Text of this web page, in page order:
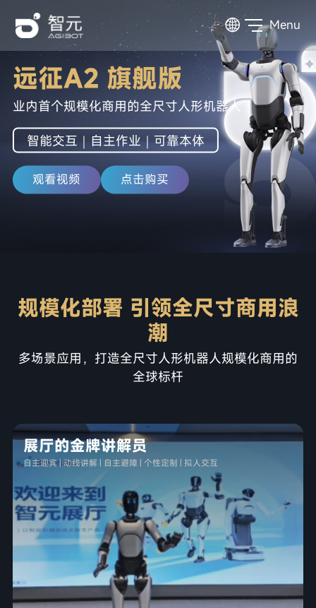
Menu
远征A2 旗舰版
业内首个规模化商用的全尺寸人形机器人
智能交互｜自主作业｜可靠本体
观看视频 点击购买
规模化部署 引领全尺寸商用浪
潮
多场景应用，打造全尺寸人形机器人规模化商用的
全球标杆
展厅的金牌讲解员
自主迎宾 | 动线讲解 | 自主避障 | 个性定制 | 拟人交互